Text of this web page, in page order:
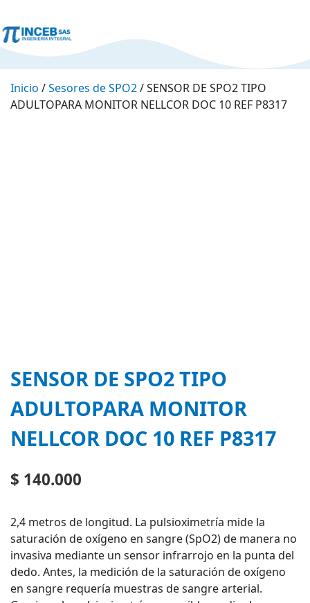
Inicio /Sesores de SPO2/ SENSOR DE SPO2 TIPO
ADULTOPARA MONITOR NELLCOR DOC 10 REF P8317
SENSOR DE SPO2 TIPO
ADULTOPARA MONITOR
NELLCOR DOC 10 REF P8317
$ 140.000
2,4 metros de longitud. La pulsioximetría mide la
saturación de oxígeno en sangre (SpO2) de manera no
invasiva mediante un sensor infrarrojo en la punta del
dedo. Antes, la medición de la saturación de oxígeno
en sangre requería muestras de sangre arterial.